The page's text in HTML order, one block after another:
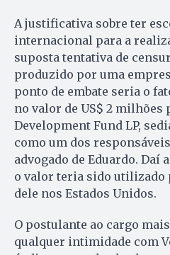
A justificativa sobre ter
internacional para a
suposta tentativa de
produzido por uma
ponto de embate seria o
no valor de US$ 2 milhões
Development Fund LP,
como um dos
advogado de Eduardo. Daí
o valor teria sido utilizado
dele nos Estados Unidos.
O postulante ao cargo
qualquer intimidade com